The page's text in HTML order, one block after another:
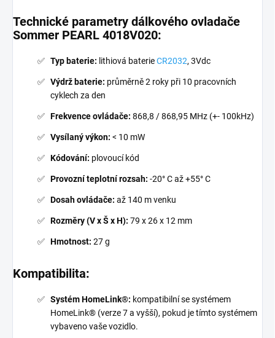
Technické parametry dálkového ovladače
Sommer PEARL 4018V020:
Typ baterie: lithiová baterieCR2032, 3Vdc
Výdrž baterie: průměrně 2 roky při 10 pracovních
cyklech za den
Frekvence ovládače: 868,8 / 868,95 MHz (+- 100kHz)
Vysílaný výkon: < 10 mW
Kódování: plovoucí kód
Provozní teplotní rozsah: -20° C až +55° C
Dosah ovládače: až 140 m venku
Rozměry (V x Š x H): 79 x 26 x 12 mm
Hmotnost: 27 g
Kompatibilita:
Systém HomeLink®: kompatibilní se systémem
HomeLink® (verze 7 a vyšší), pokud je tímto systémem
vybaveno vaše vozidlo.